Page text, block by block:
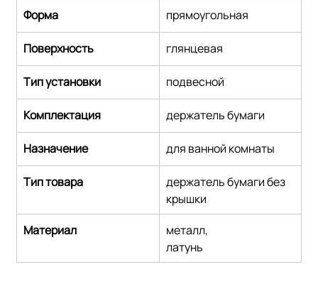
Форма прямоугольная
Поверхность глянцевая
Тип установки подвесной
Комплектация держатель бумаги
Назначение для ванной комнаты
Тип товара
держатель бумаги без
крышки
Материал
металл,
латунь